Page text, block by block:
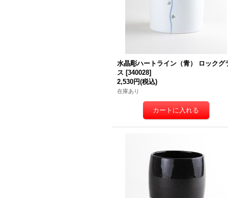
水晶彫ハートライン（青） ロックグ
ス [340028]
2,530円(税込)
在庫あり